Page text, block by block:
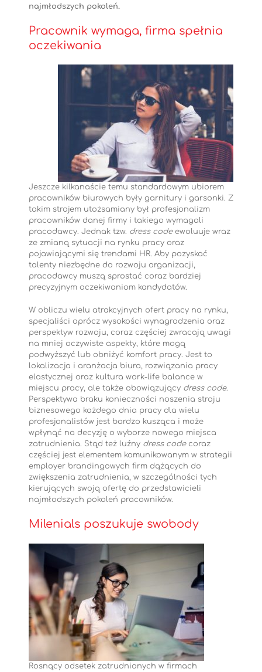
najmłodszych pokoleń.
Pracownik wymaga, firma spełnia
oczekiwania
Jeszcze kilkanaście temu standardowym ubiorem
pracowników biurowych były garnitury i garsonki. Z
takim strojem utożsamiany był profesjonalizm
pracowników danej firmy i takiego wymagali
pracodawcy. Jednak tzw. dress codeewoluuje wraz
ze zmianą sytuacji na rynku pracy oraz
pojawiającymi się trendami HR. Aby pozyskać
talenty niezbędne do rozwoju organizacji,
pracodawcy muszą sprostać coraz bardziej
precyzyjnym oczekiwaniom kandydatów.
W obliczu wielu atrakcyjnych ofert pracy na rynku,
specjaliści oprócz wysokości wynagrodzenia oraz
perspektyw rozwoju, coraz częściej zwracają uwagi
na mniej oczywiste aspekty, które mogą
podwyższyć lub obniżyć komfort pracy. Jest to
lokalizacja i aranżacja biura, rozwiązania pracy
elastycznej oraz kultura work-life balance w
miejscu pracy, ale także obowiązujący dress code.
Perspektywa braku konieczności noszenia stroju
biznesowego każdego dnia pracy dla wielu
profesjonalistów jest bardzo kusząca i może
wpłynąć na decyzję o wyborze nowego miejsca
zatrudnienia. Stąd też luźny dress codecoraz
częściej jest elementem komunikowanym w strategii
employer brandingowych firm dążących do
zwiększenia zatrudnienia, w szczególności tych
kierujących swoją ofertę do przedstawicieli
najmłodszych pokoleń pracowników.
Milenials poszukuje swobody
Rosnący odsetek zatrudnionych w firmach